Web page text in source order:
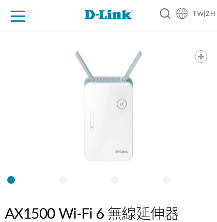
TW|ZH
AX1500 Wi-Fi 6 無線延伸器